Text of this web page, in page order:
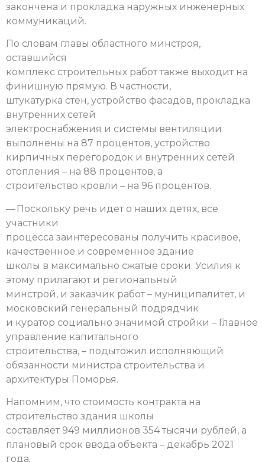
закончена и прокладка наружных инженерных
коммуникаций.
По словам главы областного минстроя,
оставшийся
комплекс строительных работ также выходит на
финишную прямую. В частности,
штукатурка стен, устройство фасадов, прокладка
внутренних сетей
электроснабжения и системы вентиляции
выполнены на 87 процентов, устройство
кирпичных перегородок и внутренних сетей
отопления – на 88 процентов, а
строительство кровли – на 96 процентов.
— Поскольку речь идет о наших детях, все
участники
процесса заинтересованы получить красивое,
качественное и современное здание
школы в максимально сжатые сроки. Усилия к
этому прилагают и региональный
минстрой, и заказчик работ – муниципалитет, и
московский генеральный подрядчик
и куратор социально значимой стройки – Главное
управление капитального
строительства, – подытожил исполняющий
обязанности министра строительства и
архитектуры Поморья.
Напомним, что стоимость контракта на
строительство здания школы
составляет 949 миллионов 354 тысячи рублей, а
плановый срок ввода объекта – декабрь 2021
года.